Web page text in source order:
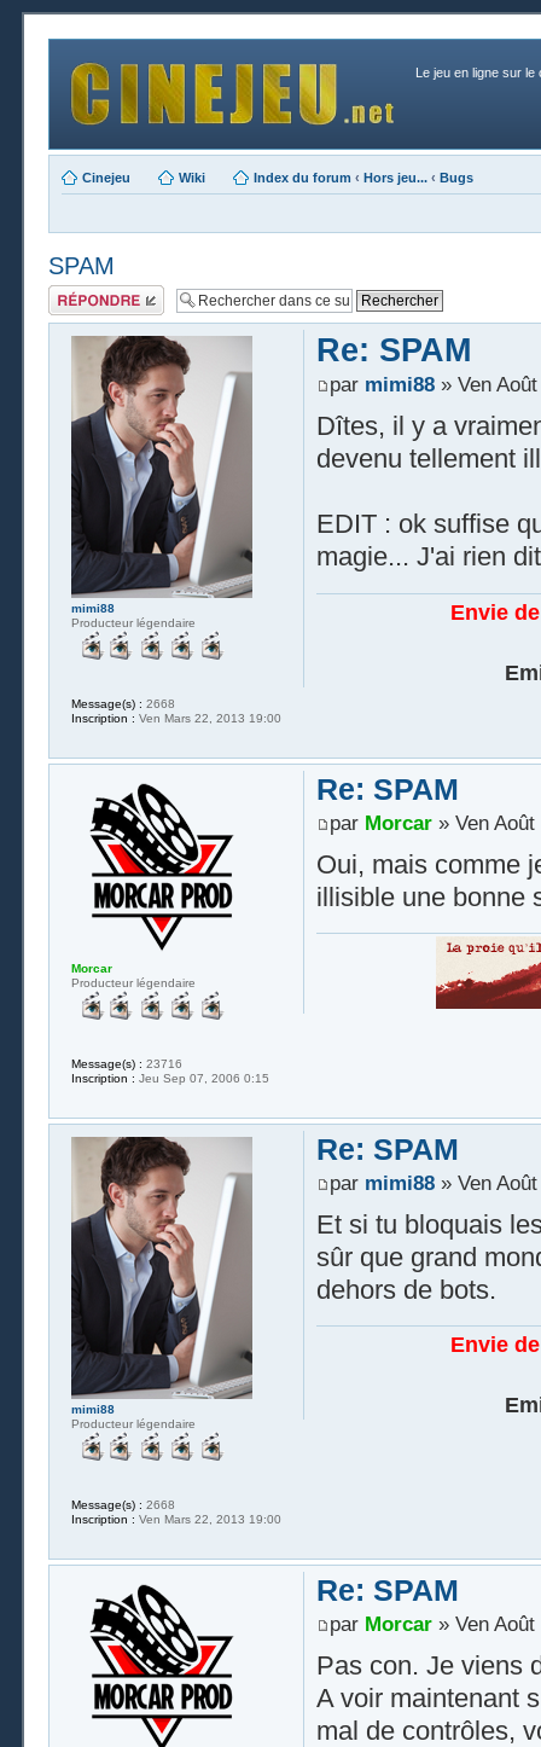
Le jeu en ligne sur le
Cinejeu Wiki Index du forum ‹ Hors jeu... ‹ Bugs
SPAM
Publier une
réponse
Re: SPAM
par mimi88» Ven Août
Dîtes, il y a
devenu tellement
EDIT : ok suffise
magie... J'ai rien
Envie
mimi88
Producteur légendaire
Message(s) : 2668
Inscription : Ven Mars 22, 2013 19:00
Re: SPAM
par Morcar» Ven Août
Oui, mais comme
illisible une bonne
Morcar
Producteur légendaire
Message(s) : 23716
Inscription : Jeu Sep 07, 2006 0:15
Re: SPAM
par mimi88» Ven Août
Et si tu bloquais
sûr que grand
dehors de bots.
Envie
mimi88
Producteur légendaire
Message(s) : 2668
Inscription : Ven Mars 22, 2013 19:00
Re: SPAM
par Morcar» Ven Août
Pas con. Je viens
A voir maintenant
mal de contrôles,